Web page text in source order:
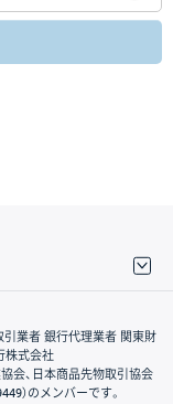
引業者 銀行代理業者 関東財
株式会社
会、日本商品先物取引協会
）のメンバーです。